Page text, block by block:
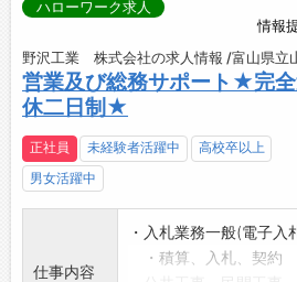
情報
ハローワーク求人
野沢工業 株式会社の求人情報 /富山県立
営業及び総務サポート★完
休二日制★
正社員 未経験者活躍中
高校卒以上
男女活躍中
仕事内容
・入札業務一般(電子入
・積算、入札、契約